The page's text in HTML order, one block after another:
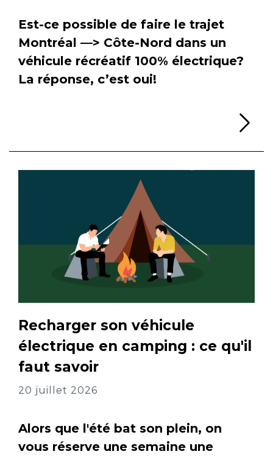
Est-ce possible de faire le trajet
Montréal —> Côte-Nord dans un
véhicule récréatif 100% électrique?
La réponse, c’est oui!
Recharger son véhicule
électrique en camping : ce qu'il
faut savoir
20 juillet 2026
Alors que l'été bat son plein, on
vous réserve une semaine une